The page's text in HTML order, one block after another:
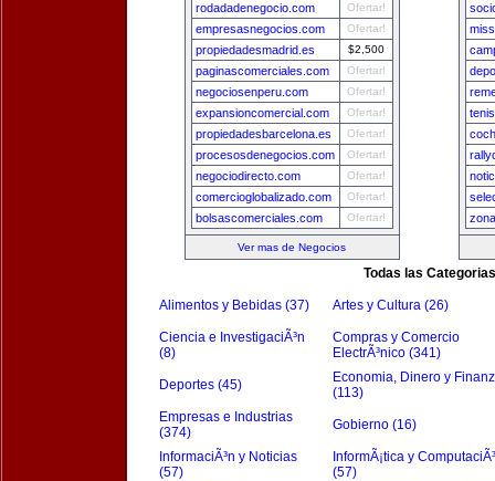
rodadadenegocio.com Ofertar!
empresasnegocios.com Ofertar!
propiedadesmadrid.es $2,500
paginascomerciales.com Ofertar!
negociosenperu.com Ofertar!
expansioncomercial.com Ofertar!
propiedadesbarcelona.es Ofertar!
procesosdenegocios.com Ofertar!
negociodirecto.com Ofertar!
comercioglobalizado.com Ofertar!
bolsascomerciales.com Ofertar!
Ver mas de Negocios
Todas las Categorias
Alimentos y Bebidas (37) Artes y Cultura (26)
Ciencia e InvestigaciÃ³n
(8)
Compras y Comercio
ElectrÃ³nico (341)
Deportes (45)
Economia, Dinero y
(113)
Empresas e Industrias
(374)
Gobierno (16)
InformaciÃ³n y Noticias
(57)
InformÃ¡tica y
(57)